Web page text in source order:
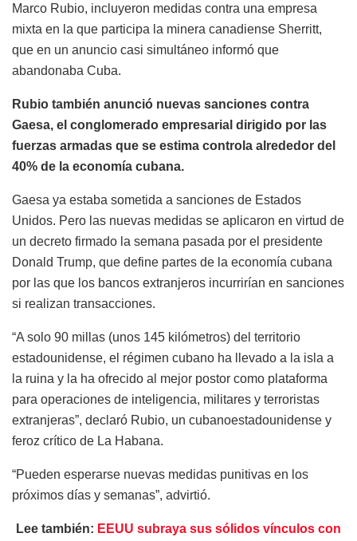
Marco Rubio, incluyeron medidas contra una empresa
mixta en la que participa la minera canadiense Sherritt,
que en un anuncio casi simultáneo informó que
abandonaba Cuba.
Rubio también anunció nuevas sanciones contra
Gaesa, el conglomerado empresarial dirigido por las
fuerzas armadas que se estima controla alrededor del
40% de la economía cubana.
Gaesa ya estaba sometida a sanciones de Estados
Unidos. Pero las nuevas medidas se aplicaron en virtud de
un decreto firmado la semana pasada por el presidente
Donald Trump, que define partes de la economía cubana
por las que los bancos extranjeros incurrirían en sanciones
si realizan transacciones.
“A solo 90 millas (unos 145 kilómetros) del territorio
estadounidense, el régimen cubano ha llevado a la isla a
la ruina y la ha ofrecido al mejor postor como plataforma
para operaciones de inteligencia, militares y terroristas
extranjeras”, declaró Rubio, un cubanoestadounidense y
feroz crítico de La Habana.
“Pueden esperarse nuevas medidas punitivas en los
próximos días y semanas”, advirtió.
Lee también: EEUU subraya sus sólidos vínculos con